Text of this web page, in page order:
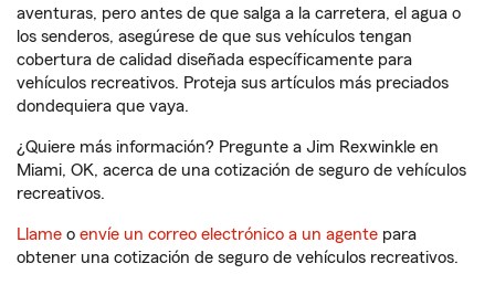
aventuras, pero antes de que salga a la carretera, el agua o
los senderos, asegúrese de que sus vehículos tengan
cobertura de calidad diseñada específicamente para
vehículos recreativos. Proteja sus artículos más preciados
dondequiera que vaya.
¿Quiere más información? Pregunte a Jim Rexwinkle en
Miami, OK, acerca de una cotización de seguro de vehículos
recreativos.
Llame o envíe un correo electrónico a un agente para
obtener una cotización de seguro de vehículos recreativos.